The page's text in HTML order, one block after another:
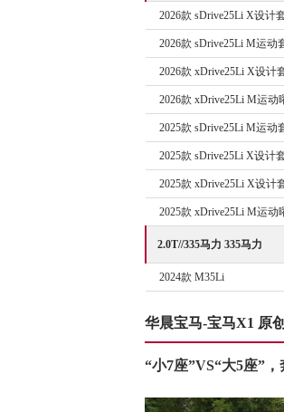
2026款 sDrive25Li X设计
2026款 sDrive25Li M运动
2026款 xDrive25Li X设计
2026款 xDrive25Li M运动
2025款 sDrive25Li M运动
2025款 sDrive25Li X设计
2025款 xDrive25Li X设计
2025款 xDrive25Li M运动
2.0T//335马力 335马力
2024款 M35Li
华晨宝马-宝马X1 原
“小7座”VS“大5座”